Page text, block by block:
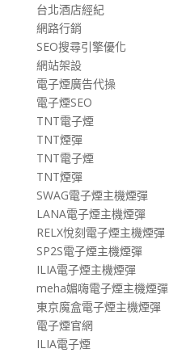
台北酒店經紀
網路行銷
SEO搜尋引擎優化
網站架設
電子煙廣告代操
電子煙SEO
TNT電子煙
TNT煙彈
TNT電子煙
TNT煙彈
SWAG電子煙主機煙彈
LANA電子煙主機煙彈
RELX悅刻電子煙主機煙彈
SP2S電子煙主機煙彈
ILIA電子煙主機煙彈
meha媚嗨電子煙主機煙彈
東京魔盒電子煙主機煙彈
電子煙官網
ILIA電子煙